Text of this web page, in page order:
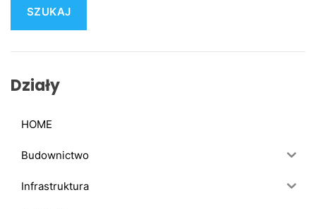
a
j
Działy
HOME
Budownictwo
Infrastruktura